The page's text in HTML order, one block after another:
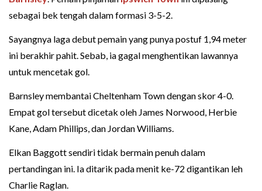
sebagai bek tengah dalam formasi 3-5-2.
Sayangnya laga debut pemain yang punya postuf 1,94 meter
ini berakhir pahit. Sebab, ia gagal menghentikan lawannya
untuk mencetak gol.
Barnsley membantai Cheltenham Town dengan skor 4-0.
Empat gol tersebut dicetak oleh James Norwood, Herbie
Kane, Adam Phillips, dan Jordan Williams.
Elkan Baggott sendiri tidak bermain penuh dalam
pertandingan ini. Ia ditarik pada menit ke-72 digantikan leh
Charlie Raglan.